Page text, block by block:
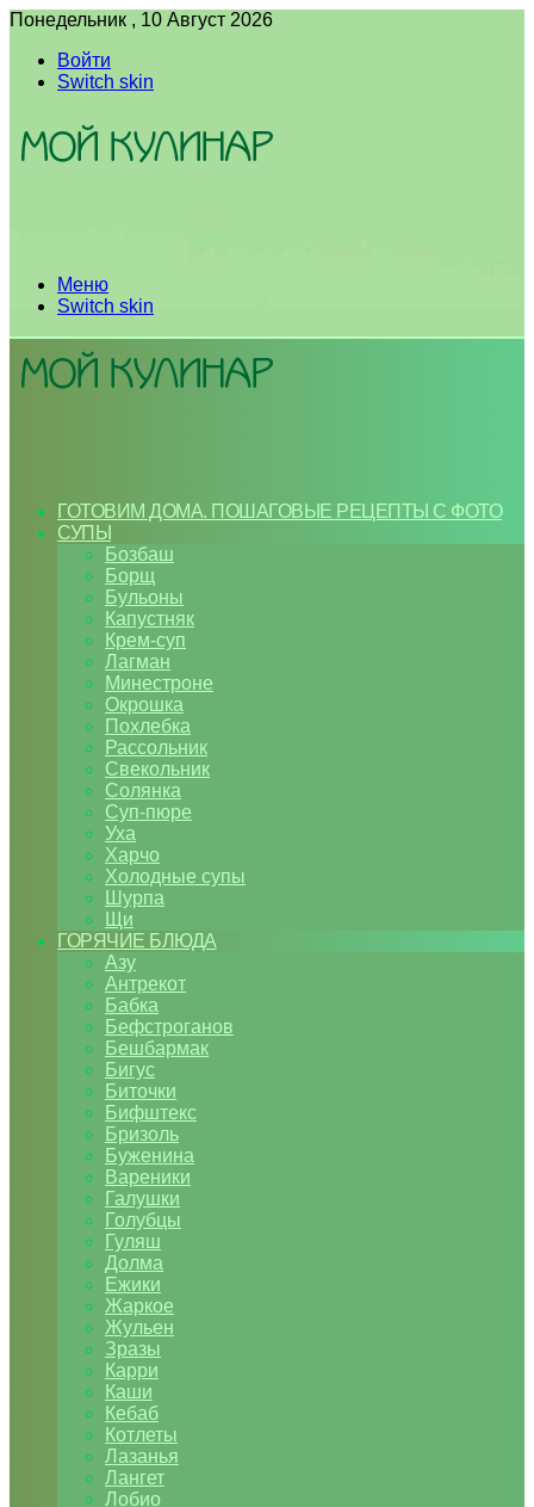
Понедельник , 10 Август 2026
Войти
Switch skin
Меню
Switch skin
ГОТОВИМ ДОМА. ПОШАГОВЫЕ РЕЦЕПТЫ С ФОТО
СУПЫ
Бозбаш
Борщ
Бульоны
Капустняк
Крем-суп
Лагман
Минестроне
Окрошка
Похлебка
Рассольник
Свекольник
Солянка
Суп-пюре
Уха
Харчо
Холодные супы
Шурпа
Щи
ГОРЯЧИЕ БЛЮДА
Азу
Антрекот
Бабка
Бефстроганов
Бешбармак
Бигус
Биточки
Бифштекс
Бризоль
Буженина
Вареники
Галушки
Голубцы
Гуляш
Долма
Ежики
Жаркое
Жульен
Зразы
Карри
Каши
Кебаб
Котлеты
Лазанья
Лангет
Лобио